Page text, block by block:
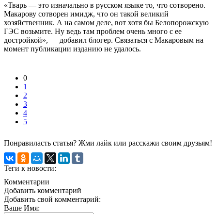
«Тварь — это изначально в русском языке то, что сотворено.
Макарову сотворен имидж, что он такой великий
хозяйственник. А на самом деле, вот хотя бы Белопорожскую
ГЭС возьмите. Ну ведь там проблем очень много с ее
достройкой», — добавил блогер. Связаться с Макаровым на
момент публикации изданию не удалось.
0
1
2
3
4
5
Понравиласть статья? Жми лайк или расскажи своим друзьям!
Теги к новости:
Комментарии
Добавить комментарий
Добавить свой комментарий:
Ваше Имя: